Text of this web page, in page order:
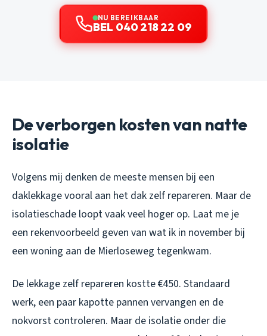
NU BEREIKBAAR
BEL 040 218 22 09
De verborgen kosten van natte
isolatie
Volgens mij denken de meeste mensen bij een
daklekkage vooral aan het dak zelf repareren. Maar de
isolatieschade loopt vaak veel hoger op. Laat me je
een rekenvoorbeeld geven van wat ik in november bij
een woning aan de Mierloseweg tegenkwam.
De lekkage zelf repareren kostte €450. Standaard
werk, een paar kapotte pannen vervangen en de
nokvorst controleren. Maar de isolatie onder die